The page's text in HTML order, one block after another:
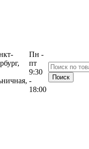
Пн -
пт
9:30
-
18:00